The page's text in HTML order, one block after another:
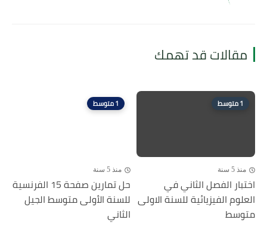
مقالات قد تهمك
1 متوسط
منذ 5 سنة
اختبار الفصل الثاني في
العلوم الفيزيائية للسنة الاولى
متوسط
1 متوسط
منذ 5 سنة
حل تمارين صفحة 15 الفرنسية
للسنة الأولى متوسط الجيل
الثاني